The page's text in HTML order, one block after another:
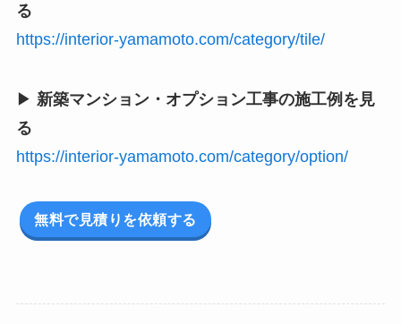
る
https://interior-yamamoto.com/category/tile/
▶ 新築マンション・オプション工事の施工例を見
る
https://interior-yamamoto.com/category/option/
無料で見積りを依頼する